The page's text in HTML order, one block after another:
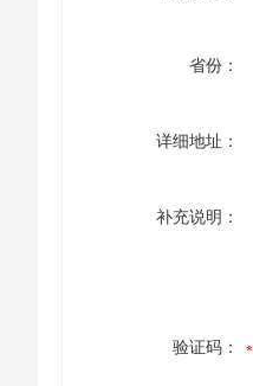
省份：
详细地址：
补充说明：
验证码：